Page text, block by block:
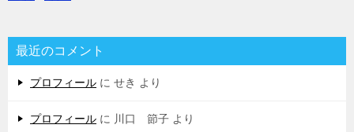
最近のコメント
プロフィール に せき より
プロフィール に 川口 節子 より